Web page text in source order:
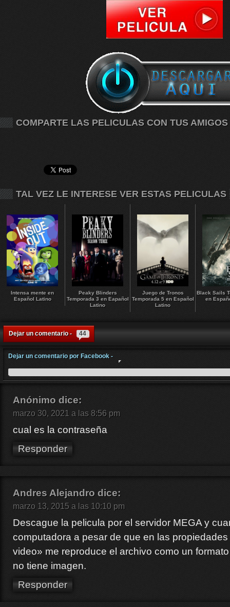
COMPARTE LAS PELICULAS CON TUS AMIGOS
TAL VEZ LE INTERESE VER ESTAS PELICULAS
Intensa mente en
Español Latino
Peaky Blinders
Temporada 3 en Eapañol
Latino
Juego de Tronos
Temporada 5 en Español
Latino
Black Sails
en
Dejar un comentario - 44
Dejar un comentario por Facebook -
Anónimo dice:
marzo 30, 2021 a las 8:56 pm
cual es la contraseña
Responder
Andres Alejandro dice:
marzo 13, 2015 a las 10:10 pm
Descague la pelicula por el servidor MEGA y
computadora a pesar de que en las
video» me reproduce el archivo como un
no tiene imagen.
Responder